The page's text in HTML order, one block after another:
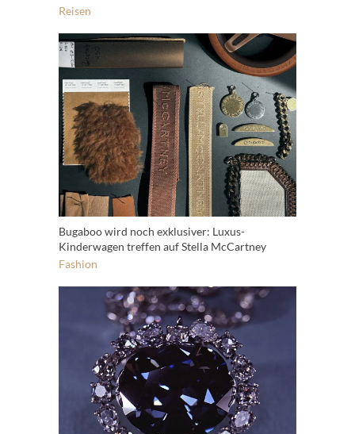
Reisen
Bugaboo wird noch exklusiver: Luxus-
Kinderwagen treffen auf Stella McCartney
Fashion